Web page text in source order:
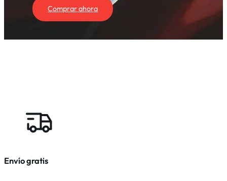
Comprar ahora
Envío gratis